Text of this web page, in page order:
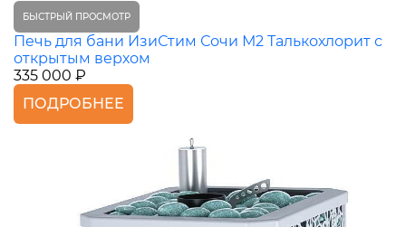
БЫСТРЫЙ ПРОСМОТР
Печь для бани ИзиСтим Сочи М2 Талькохлорит с
открытым верхом
335 000 ₽
ПОДРОБНЕЕ